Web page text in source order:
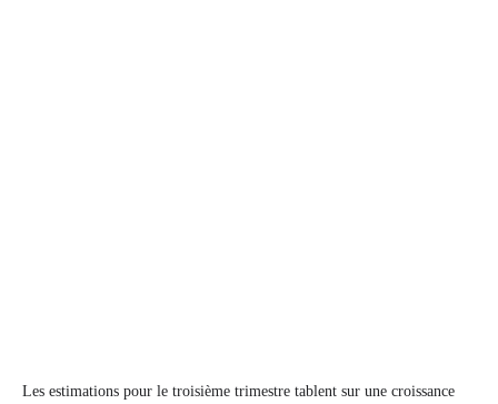
Les estimations pour le troisième trimestre tablent sur une croissance